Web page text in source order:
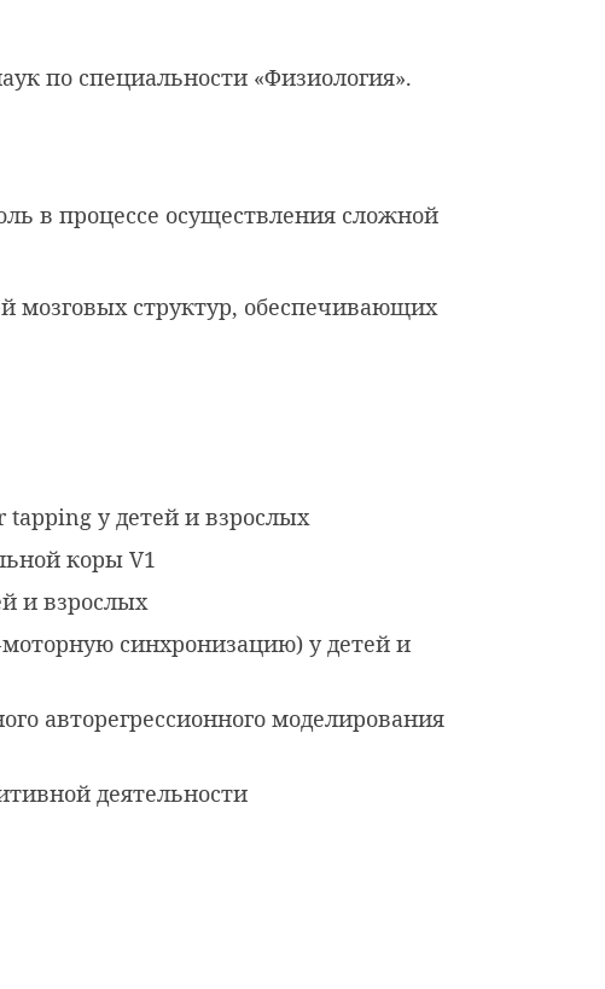
по специальности «Физиология».
в процессе осуществления сложной
структур, обеспечивающих
у детей и взрослых
коры V1
и взрослых
синхронизацию) у детей и
авторегрессионного моделирования
деятельности